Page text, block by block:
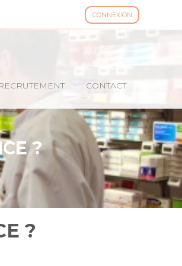
CONNEXION
CONTACT
?
?